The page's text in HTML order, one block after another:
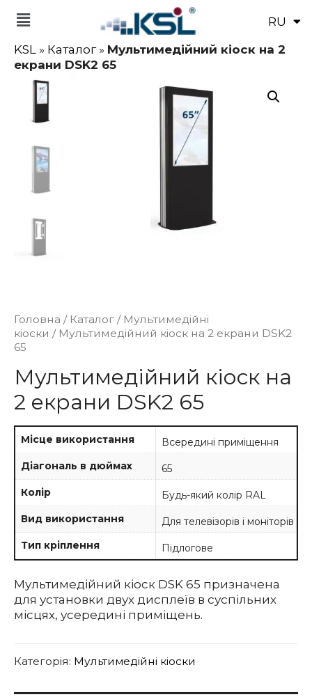
RU
EN
KSL » Каталог» Мультимедійний кіоск на 2
екрани DSK2 65
Головна / Каталог / Мультимедійні
кіоски / Мультимедійний кіоск на 2 екрани DSK2
65
Мультимедійний кіоск на
2 екрани DSK2 65
Місце використання
Всередині приміщення
Діагональ в дюймах
65
Колір
Будь-який колір RAL
Вид використання
Для телевізорів і моніторів
Тип кріплення
Підлогове
Мультимедійний кіоск DSK 65 призначена
для установки двух дисплеїв в суспільних
місцях, усередині приміщень.
Категорія: Мультимедійні кіоски